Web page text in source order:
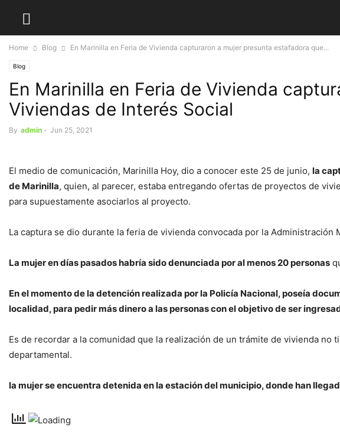
Home Blog En Marinilla en Feria de Vivienda capturaron a mujer presunta estafadora que...
Blog
En Marinilla en Feria de Vivienda
Viviendas de Interés Social
By admin - Jun 25, 2021
El medio de comunicación, Marinilla Hoy, dio a conocer este 25 de junio, la
de Marinilla, quien, al parecer, estaba entregando ofertas de proyectos de
para supuestamente asociarlos al proyecto.
La captura se dio durante la feria de vivienda convocada por la
La mujer en días pasados habría sido denunciada por al menos 20 personas
En el momento de la detención realizada por la Policía Nacional, poseía
localidad, para pedir más dinero a las personas con el objetivo de ser
Es de recordar a la comunidad que la realización de un trámite de vivienda
departamental.
la mujer se encuentra detenida en la estación del municipio, donde han